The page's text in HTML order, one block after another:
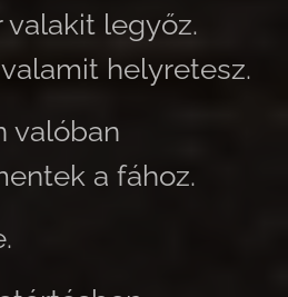
legyőz.
helyretesz.
valóban
a fához.